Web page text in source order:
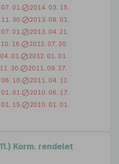
01.
2014. 03. 15.
30.
2013. 09. 01.
01.
2013. 04. 21.
16.
2012. 07. 20.
01.
2012. 01. 01.
30.
2011. 09. 27.
10.
2011. 04. 12.
01.
2010. 06. 17.
15.
2010. 01. 01.
Korm. rendelet